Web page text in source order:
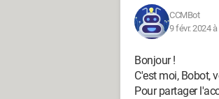
CCMBot
9 févr. 2024 à
Bonjour !
C'est moi, Bobot,
Pour partager